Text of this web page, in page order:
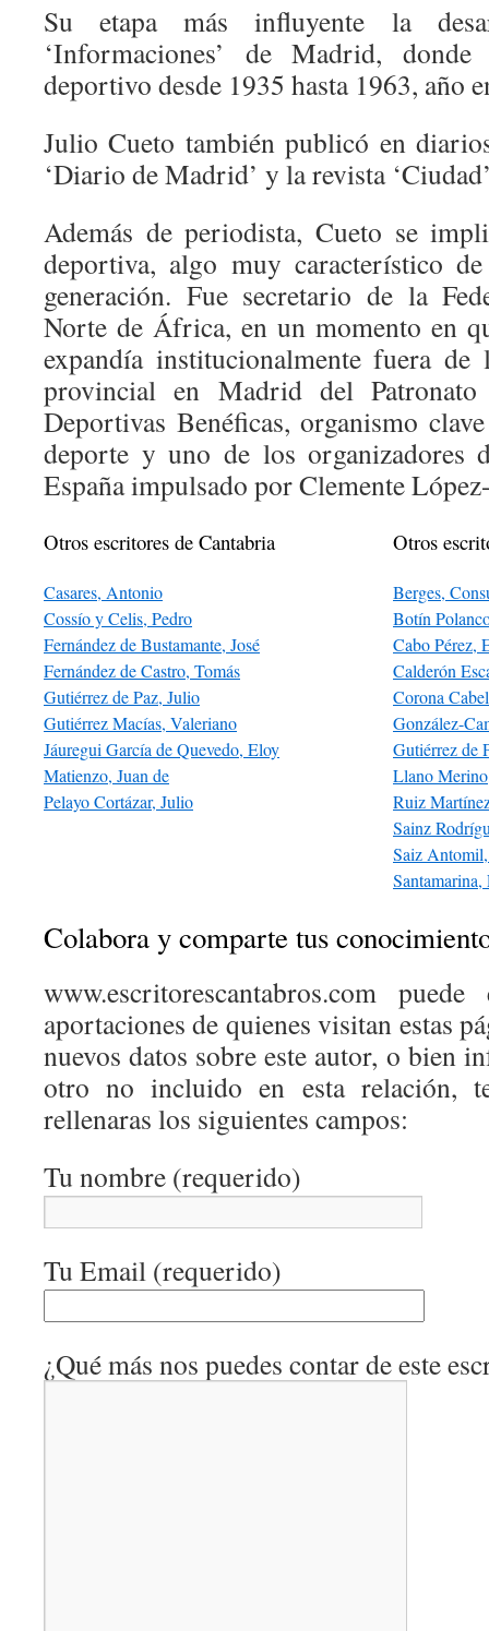
Su etapa más influyente la
‘Informaciones’ de Madrid,
deportivo desde 1935 hasta 1963, año
Julio Cueto también publicó en
‘Diario de Madrid’ y la revista
Además de periodista, Cueto se
deportiva, algo muy característico
generación. Fue secretario de la
Norte de África, en un momento en
expandía institucionalmente fuera de
provincial en Madrid del Patronato
Deportivas Benéficas, organismo
deporte y uno de los organizadores
España impulsado por Clemente
Otros escritores de Cantabria
Casares, Antonio
Cossío y Celis, Pedro
Fernández de Bustamante, José
Fernández de Castro, Tomás
Gutiérrez de Paz, Julio
Gutiérrez Macías, Valeriano
Jáuregui García de Quevedo, Eloy
Matienzo, Juan de
Pelayo Cortázar, Julio
Otros
Berges,
Botín
Cabo Pérez,
Calderón
Corona
González-
Gutiérrez de
Llano
Ruiz
Sainz
Saiz
Colabora y comparte tus
www.escritorescantabros.com
aportaciones de quienes visitan estas
nuevos datos sobre este autor, o bien
otro no incluido en esta relación,
rellenaras los siguientes campos:
Tu nombre (requerido)
Tu Email (requerido)
¿Qué más nos puedes contar de este